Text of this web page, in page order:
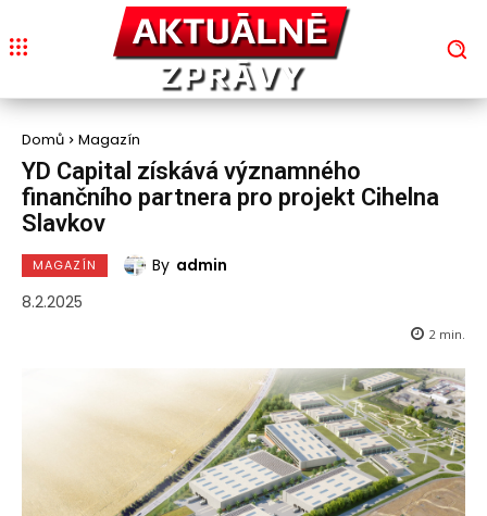
Domů Magazín
YD Capital získává významného
finančního partnera pro projekt Cihelna
Slavkov
MAGAZÍN By admin
8.2.2025
2 min.